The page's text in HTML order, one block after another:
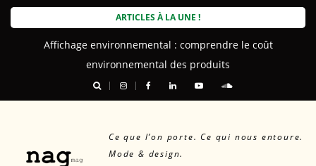
Skip
ARTICLES À LA UNE !
Affichage environnemental : comprendre le coût
environnemental des produits
Ce que l’on porte. Ce qui nous entoure.
Mode & design.